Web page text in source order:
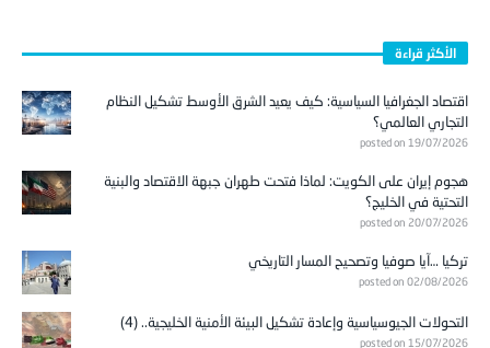
الأكثر قراءة
اقتصاد الجغرافيا السياسية: كيف يعيد الشرق الأوسط تشكيل النظام
التجاري العالمي؟
posted on 19/07/2026
هجوم إيران على الكويت: لماذا فتحت طهران جبهة الاقتصاد والبنية
التحتية في الخليج؟
posted on 20/07/2026
تركيا …آيا صوفيا وتصحيح المسار التاريخي
posted on 02/08/2026
التحولات الجيوسياسية وإعادة تشكيل البيئة الأمنية الخليجية.. (4)
posted on 15/07/2026